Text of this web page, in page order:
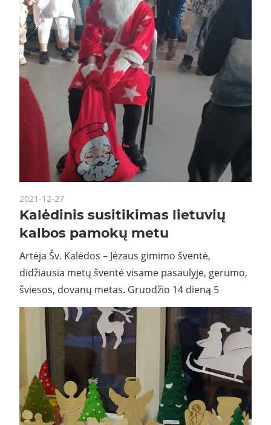
2021-12-27
Kalėdinis susitikimas lietuvių
kalbos pamokų metu
Artėja Šv. Kalėdos – Jėzaus gimimo šventė,
didžiausia metų šventė visame pasaulyje, gerumo,
šviesos, dovanų metas. Gruodžio 14 dieną 5